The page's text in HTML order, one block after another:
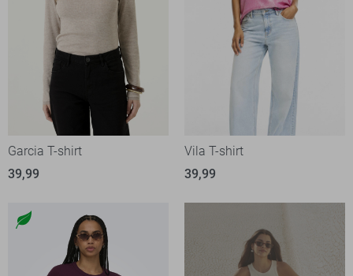
Garcia T-shirt
39,99
Vila T-shirt
39,99